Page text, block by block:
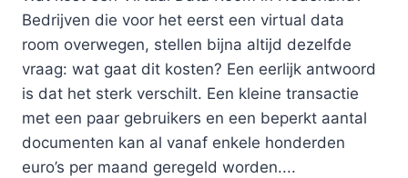
Bedrijven die voor het eerst een virtual data
room overwegen, stellen bijna altijd dezelfde
vraag: wat gaat dit kosten? Een eerlijk antwoord
is dat het sterk verschilt. Een kleine transactie
met een paar gebruikers en een beperkt aantal
documenten kan al vanaf enkele honderden
euro’s per maand geregeld worden....